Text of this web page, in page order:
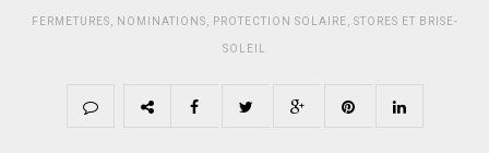
FERMETURES NOMINATIONS PROTECTION SOLAIRE STORES ET BRISE-
SOLEIL